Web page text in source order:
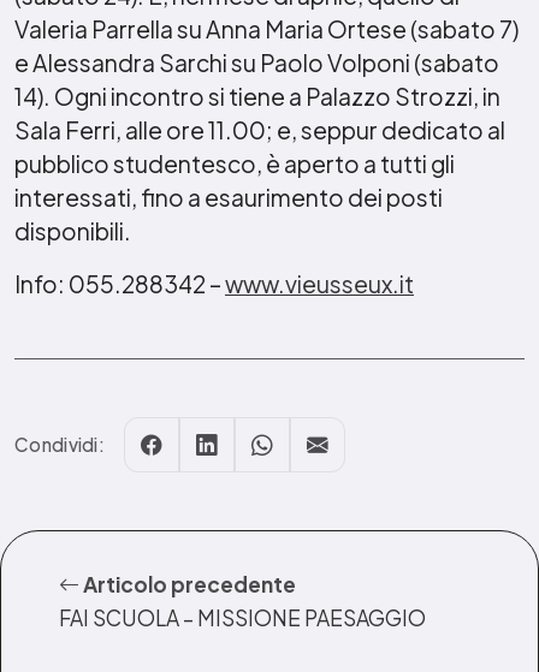
Valeria Parrella su Anna Maria Ortese (sabato 7)
e Alessandra Sarchi su Paolo Volponi (sabato
14). Ogni incontro si tiene a Palazzo Strozzi, in
Sala Ferri, alle ore 11.00; e, seppur dedicato al
pubblico studentesco, è aperto a tutti gli
interessati, fino a esaurimento dei posti
disponibili.
Info: 055.288342 –www.vieusseux.it
Condividi:
Articolo precedente
FAI SCUOLA – MISSIONE PAESAGGIO